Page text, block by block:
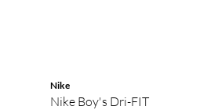
Nike
Nike Boy's Dri-FIT